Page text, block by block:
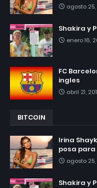
agosto 25,
Shakira y
enero 16,
FC
ingles
abril 21,
BITCOIN
Irina
posa para
agosto 25,
Shakira y